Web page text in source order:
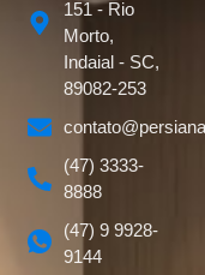
151 - Rio
Morto,
Indaial - SC,
89082-253
(47) 3333-
8888
(47) 9 9928-
9144